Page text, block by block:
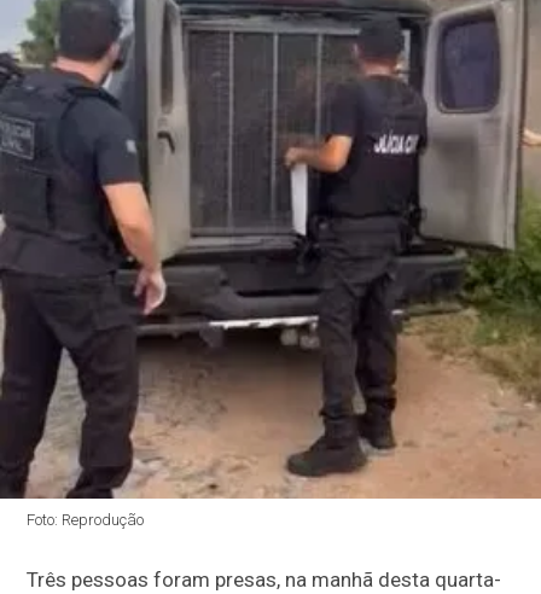
Foto: Reprodução
Três pessoas foram presas, na manhã desta quarta-